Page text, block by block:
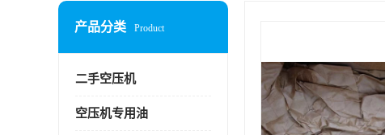
产品分类 Product
二手空压机
空压机专用油